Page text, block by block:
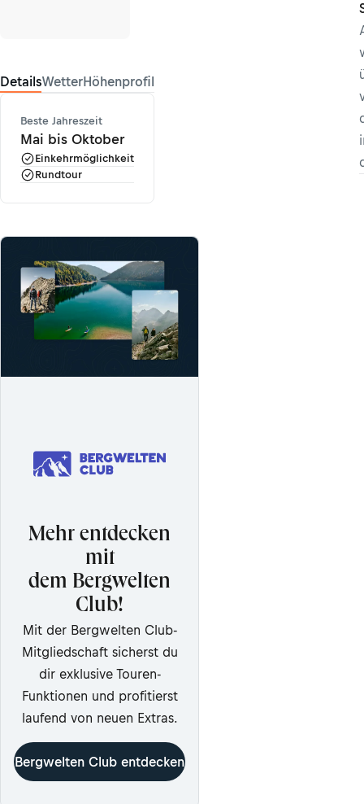
DetailsWetterHöhenprofil
Beste Jahreszeit
Mai bis Oktober
Einkehrmöglichkeit
Rundtour
Mehr entdecken
mit
dem Bergwelten
Club!
Mit der Bergwelten Club-
Mitgliedschaft sicherst du
dir exklusive Touren-
Funktionen und profitierst
laufend von neuen Extras.
Bergwelten Club entdecken